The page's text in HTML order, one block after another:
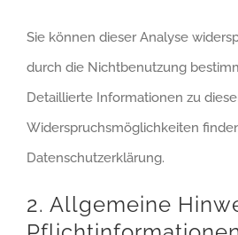
Sie können dieser Analyse
durch die Nichtbenutzung
Detaillierte Informationen zu
Widerspruchsmöglichkeiten
Datenschutzerklärung.
2. Allgemeine